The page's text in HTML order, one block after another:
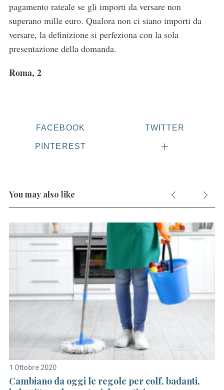
pagamento rateale se gli importi da versare non
superano mille euro. Qualora non ci siano importi da
versare, la definizione si perfeziona con la sola
presentazione della domanda.
Roma, 2
FACEBOOK TWITTER
PINTEREST
You may also like
1 Ottobre 2020
Cambiano da oggi le regole per colf, badanti,
a
r
c
h
f